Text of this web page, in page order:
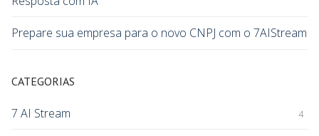
Prepare sua empresa para o novo CNPJ com o 7AIStream
CATEGORIAS
7 AI Stream 4